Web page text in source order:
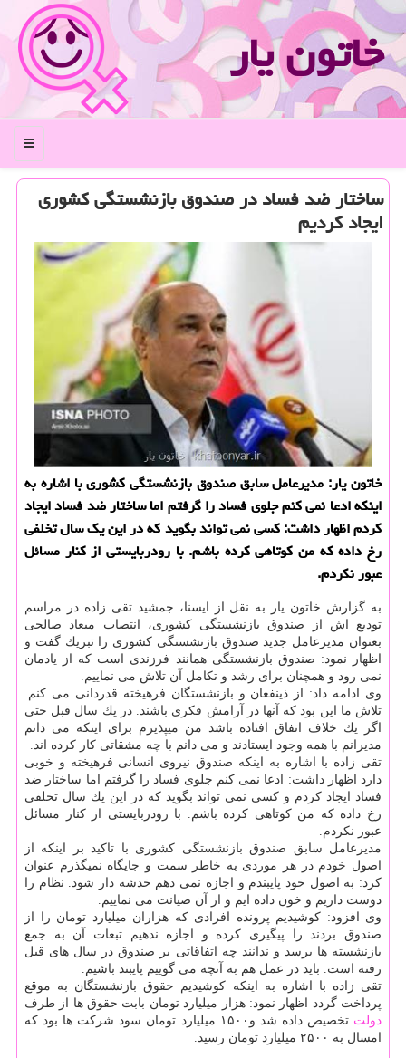
خاتون یار
منو
ساختار ضد فساد در صندوق بازنشستگی كشوری
ایجاد كردیم
خاتون یار: مدیرعامل سابق صندوق بازنشستگی كشوری با اشاره به
اینكه ادعا نمی كنم جلوی فساد را گرفتم اما ساختار ضد فساد ایجاد
كردم اظهار داشت: كسی نمی تواند بگوید كه در این یك سال تخلفی
رخ داده كه من كوتاهی كرده باشم. با رودربایستی از كنار مسائل
عبور نكردم.
به گزارش خاتون یار به نقل از ایسنا، جمشید تقی زاده در مراسم
تودیع اش از صندوق بازنشستگی كشوری، انتصاب میعاد صالحی
بعنوان مدیرعامل جدید صندوق بازنشستگی كشوری را تبریك گفت و
اظهار نمود: صندوق بازنشستگی همانند فرزندی است كه از یادمان
نمی رود و همچنان برای رشد و تكامل آن تلاش می نماییم.
وی ادامه داد: از ذینفعان و بازنشستگان فرهیخته قدردانی می كنم.
تلاش ما این بود كه آنها در آرامش فكری باشند. در یك سال قبل حتی
اگر یك خلاف اتفاق افتاده باشد من میپذیرم برای اینكه می دانم
مدیرانم با همه وجود ایستادند و می دانم با چه مشقاتی كار كرده اند.
تقی زاده با اشاره به اینكه صندوق نیروی انسانی فرهیخته و خوبی
دارد اظهار داشت: ادعا نمی كنم جلوی فساد را گرفتم اما ساختار ضد
فساد ایجاد كردم و كسی نمی تواند بگوید كه در این یك سال تخلفی
رخ داده كه من كوتاهی كرده باشم. با رودربایستی از كنار مسائل
عبور نكردم.
مدیرعامل سابق صندوق بازنشستگی كشوری با تاكید بر اینكه از
اصول خودم در هر موردی به خاطر سمت و جایگاه نمیگذرم عنوان
كرد: به اصول خود پایبندم و اجازه نمی دهم خدشه دار شود. نظام را
دوست داریم و خون داده ایم و از آن صیانت می نماییم.
وی افزود: كوشیدیم پرونده افرادی كه هزاران میلیارد تومان را از
صندوق بردند را پیگیری كرده و اجازه ندهیم تبعات آن به جمع
بازنشسته ها برسد و ندانند چه اتفاقاتی بر صندوق در سال های قبل
رفته است. باید در عمل هم به آنچه می گوییم پایبند باشیم.
تقی زاده با اشاره به اینكه كوشیدیم حقوق بازنشستگان به موقع
پرداخت گردد اظهار نمود: هزار میلیارد تومان بابت حقوق ها از طرف
دولت
تخصیص داده شد و۱۵۰۰ میلیارد تومان سود شركت ها بود كه
امسال به ۲۵۰۰ میلیارد تومان رسید.